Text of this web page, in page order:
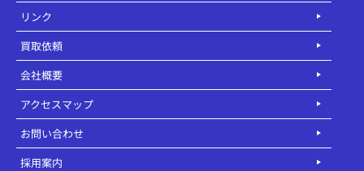
リンク
買取依頼
会社概要
アクセスマップ
お問い合わせ
採用案内